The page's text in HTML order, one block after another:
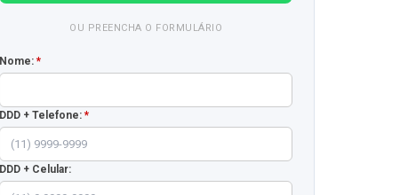
OU PREENCHA O FORMULÁRIO
Nome: *
DDD + Telefone: *
DDD + Celular: